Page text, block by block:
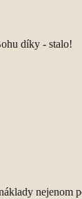
díky - stalo!
nejenom